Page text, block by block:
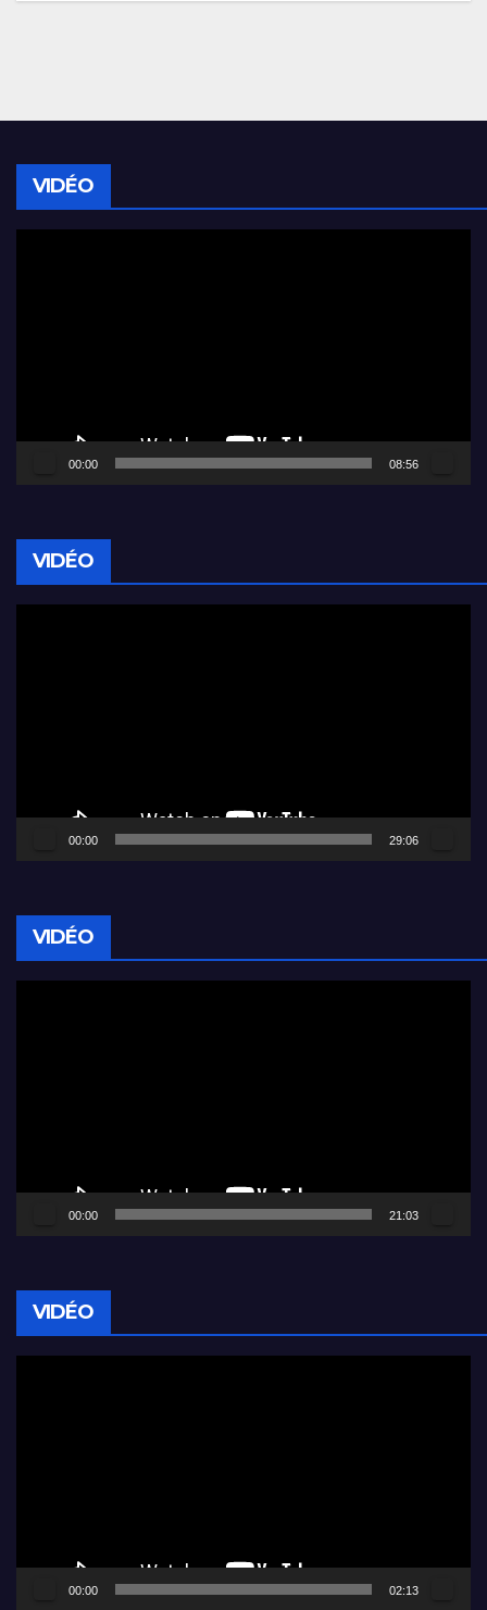
VIDÉO
00:00 08:56
VIDÉO
00:00 29:06
VIDÉO
00:00 21:03
VIDÉO
00:00 02:13